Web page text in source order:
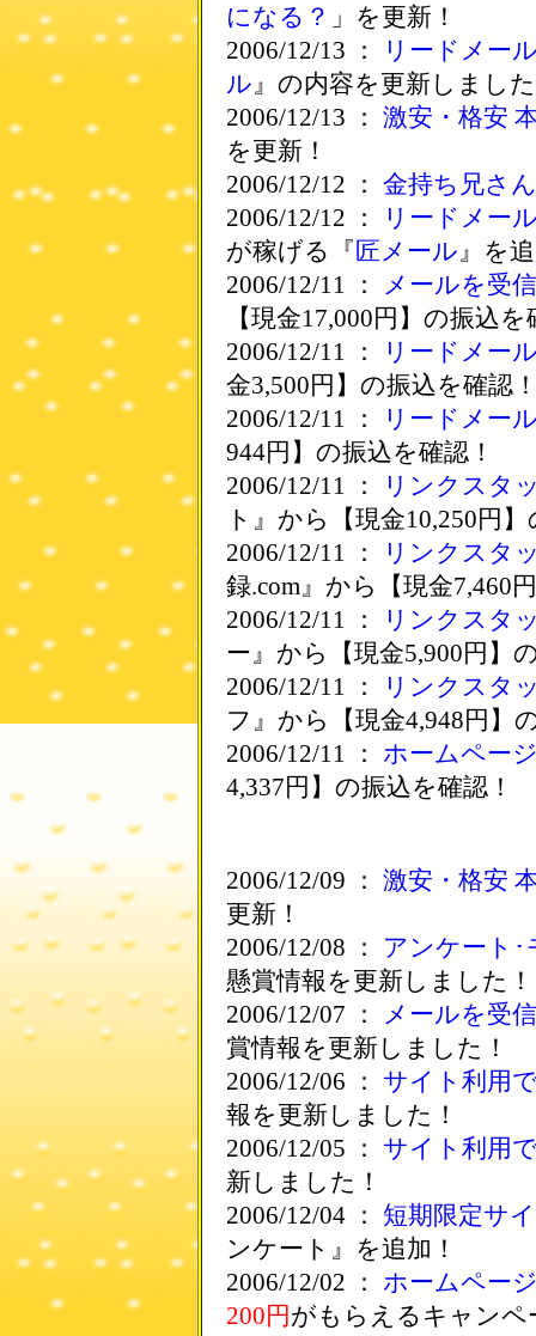
になる？ 」を更新！
2006/12/13 ：
リードメー
ル』の内容を更新しまし
2006/12/13 ： 激安・格安
を更新！
2006/12/12 ： 金持ち兄さ
2006/12/12 ：
リードメー
が稼げる『匠メール』を
2006/12/11 ：
メールを受
【現金17,000円】の振込
2006/12/11 ：
リードメー
金3,500円】の振込を確認
2006/12/11 ：
リードメー
944円】の振込を確認！
2006/12/11 ：
リンクスタ
ト』から【現金10,250円
2006/12/11 ：
リンクスタ
録.com』から【現金7,460
2006/12/11 ：
リンクスタ
ー』から【現金5,900円】
2006/12/11 ：
リンクスタ
フ』から【現金4,948円】
2006/12/11 ： ホームペー
4,337円】の振込を確認！
2006/12/09 ： 激安・格安
更新！
2006/12/08 ： アンケート
懸賞情報を更新しました！
2006/12/07 ：
メールを受
賞情報を更新しました！
2006/12/06 ： サイト利用
報を更新しました！
2006/12/05 ： サイト利用
新しました！
2006/12/04 ： 短期限定サ
ンケート』を追加！
2006/12/02 ： ホームペー
200円 がもらえるキャン